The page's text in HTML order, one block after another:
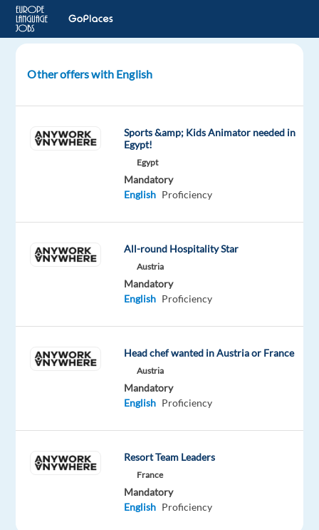
controller
Prague,
Mandatory
English
isn't
available
with
English
Other offers with English
Sports &amp; Kids Animator needed in
Egypt!
Egypt
Mandatory
English Proficiency
All-round Hospitality Star
Austria
Mandatory
English Proficiency
Head chef wanted in Austria or France
Austria
Mandatory
English Proficiency
Resort Team Leaders
France
Mandatory
English Proficiency